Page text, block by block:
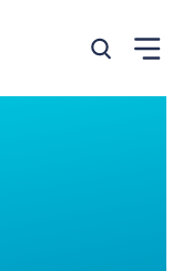
Zoeken